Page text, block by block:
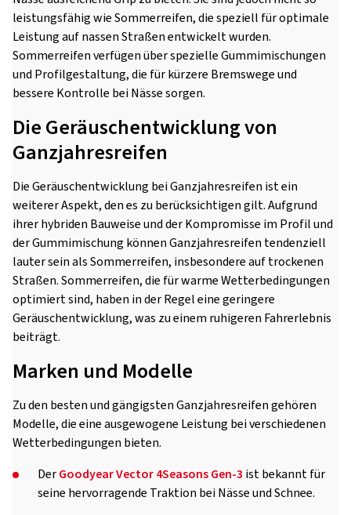
leistungsfähig wie Sommerreifen, die speziell für optimale
Leistung auf nassen Straßen entwickelt wurden.
Sommerreifen verfügen über spezielle Gummimischungen
und Profilgestaltung, die für kürzere Bremswege und
bessere Kontrolle bei Nässe sorgen.
Die Geräuschentwicklung von
Ganzjahresreifen
Die Geräuschentwicklung bei Ganzjahresreifen ist ein
weiterer Aspekt, den es zu berücksichtigen gilt. Aufgrund
ihrer hybriden Bauweise und der Kompromisse im Profil und
der Gummimischung können Ganzjahresreifen tendenziell
lauter sein als Sommerreifen, insbesondere auf trockenen
Straßen. Sommerreifen, die für warme Wetterbedingungen
optimiert sind, haben in der Regel eine geringere
Geräuschentwicklung, was zu einem ruhigeren Fahrerlebnis
beiträgt.
Marken und Modelle
Zu den besten und gängigsten Ganzjahresreifen gehören
Modelle, die eine ausgewogene Leistung bei verschiedenen
Wetterbedingungen bieten.
DerGoodyear Vector 4Seasons Gen-3 ist bekannt für
seine hervorragende Traktion bei Nässe und Schnee.